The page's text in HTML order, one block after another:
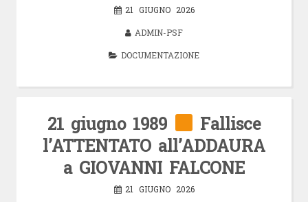
21 GIUGNO 2026
ADMIN-PSF
DOCUMENTAZIONE
21 giugno 1989
Fallisce
l’ATTENTATO all’ADDAURA
a GIOVANNI FALCONE
21 GIUGNO 2026